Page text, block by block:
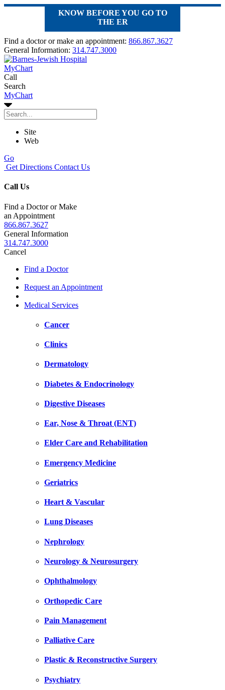
KNOW BEFORE YOU GO TO
THE ER
Find a doctor or make an appointment: 866.867.3627
General Information: 314.747.3000
MyChart
Call
Search
MyChart
Site
Web
Go
Get Directions Contact Us
Call Us
Find a Doctor or Make
an Appointment
866.867.3627
General Information
314.747.3000
Cancel
Find a Doctor
Request an Appointment
Medical Services
Cancer
Clinics
Dermatology
Diabetes & Endocrinology
Digestive Diseases
Ear, Nose & Throat (ENT)
Elder Care and Rehabilitation
Emergency Medicine
Geriatrics
Heart & Vascular
Lung Diseases
Nephrology
Neurology & Neurosurgery
Ophthalmology
Orthopedic Care
Pain Management
Palliative Care
Plastic & Reconstructive Surgery
Psychiatry